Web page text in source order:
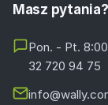
Masz pytania?
Pon. - Pt.
32 720 94 75